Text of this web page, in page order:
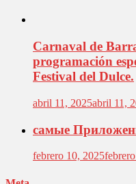
Carnaval de
programación
Festival del Dulce.
abril 11, 2025abril 11,
самые
febrero 10, 2025